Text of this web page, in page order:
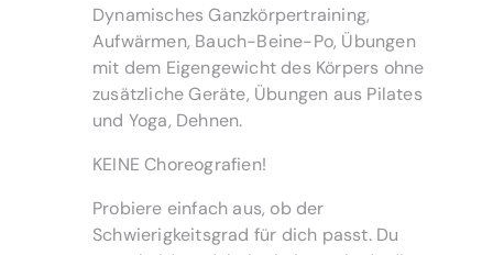
Dynamisches Ganzkörpertraining,
Aufwärmen, Bauch-Beine-Po, Übungen
mit dem Eigengewicht des Körpers ohne
zusätzliche Geräte, Übungen aus Pilates
und Yoga, Dehnen.
KEINE Choreografien!
Probiere einfach aus, ob der
Schwierigkeitsgrad für dich passt. Du